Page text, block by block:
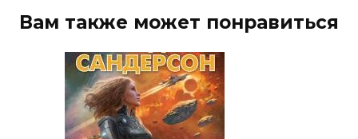
Вам также может понравиться